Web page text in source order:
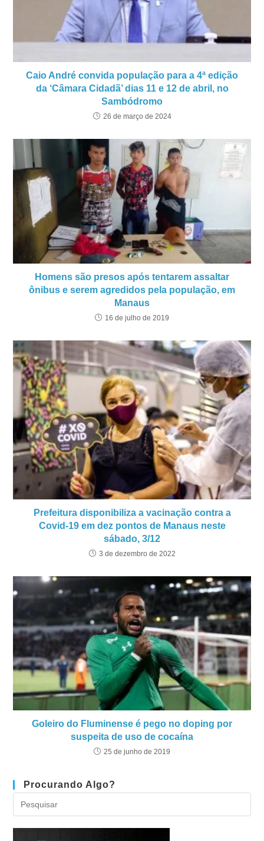
Caio André convida população para a 4ª edição
da ‘Câmara Cidadã’ dias 11 e 12 de abril, no
Sambódromo
26 de março de 2024
Homens são presos após tentarem assaltar
ônibus e serem agredidos pela população, em
Manaus
16 de julho de 2019
Prefeitura disponibiliza a vacinação contra a
Covid-19 em dez pontos de Manaus neste
sábado, 3/12
3 de dezembro de 2022
Goleiro do Fluminense é pego no doping por
suspeita de uso de cocaína
25 de junho de 2019
Procurando Algo?